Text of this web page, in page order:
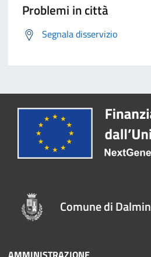
Problemi in città
Segnala disservizio
Comune di